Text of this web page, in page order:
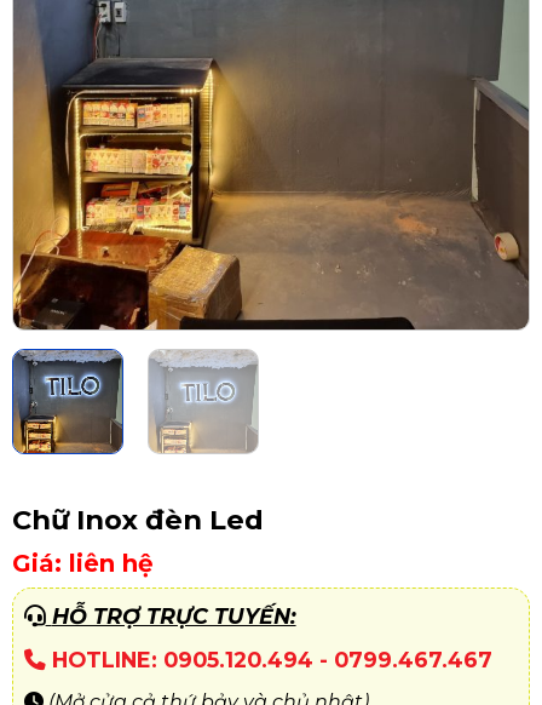
Chữ Inox đèn Led
Giá: liên hệ
HỖ TRỢ TRỰC TUYẾN:
HOTLINE: 0905.120.494 - 0799.467.467